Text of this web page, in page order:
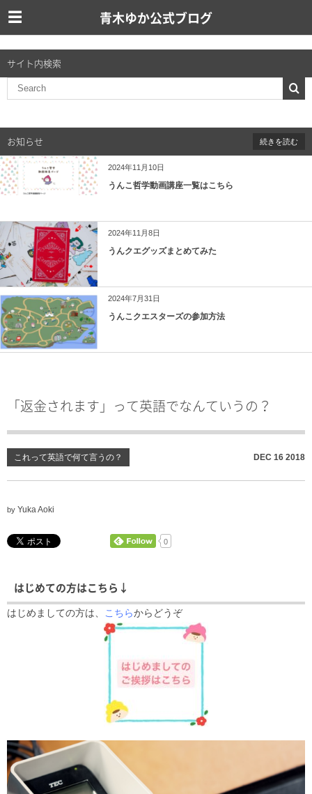
青木ゆか公式ブログ
サイト内検索
お知らせ
2024年11月10日
うんこ哲学動画講座一覧はこちら
2024年11月8日
うんクエグッズまとめてみた
2024年7月31日
うんこクエスターズの参加方法
続きを読む
「返金されます」って英語でなんていうの？
これって英語で何て言うの？ DEC 16 2018
by Yuka Aoki
0
はじめての方はこちら↓
はじめましての方は、 こちらからどうぞ